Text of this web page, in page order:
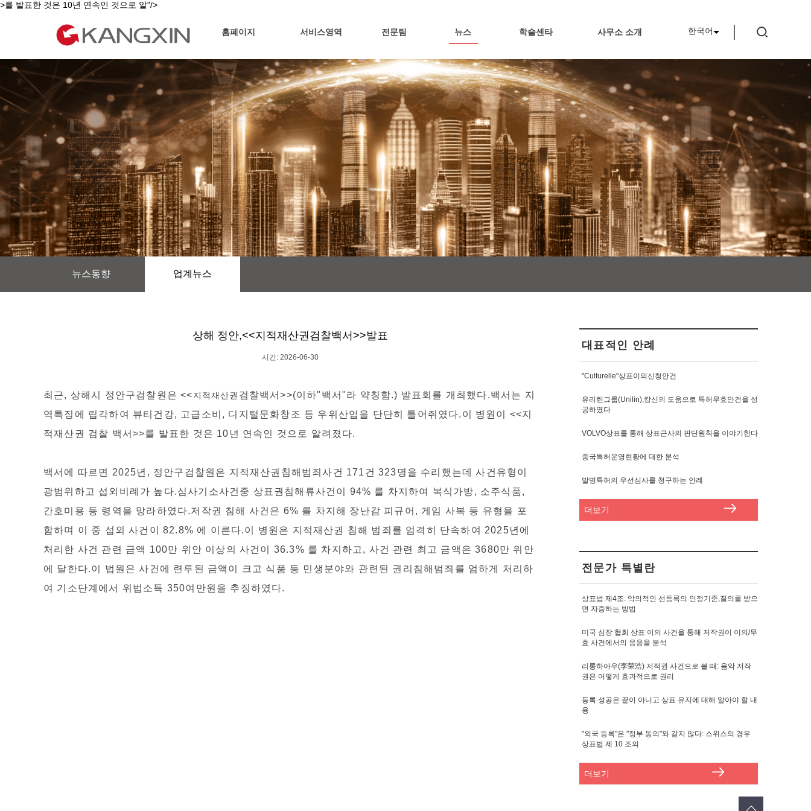
>를 발표한 것은 10년 연속인 것으로 알"/>
홈폐이지 서비스영역 전문팀 뉴스 학술센타 사무소 소개 한국어
뉴스동향 업계뉴스
상해 정안,<<지적재산권검찰백서>>발표
시간: 2026-06-30
최근, 상해시 정안구검찰원은 <<지적재산권 검찰백서>>(이하"백서"라 약칭함.) 발표회를 개최했다.백서는 지
역특징에 립각하여 뷰티건강, 고급소비, 디지털문화창조 등 우위산업을 단단히 틀어쥐였다.이 병원이 <<지
적재산권 검찰 백서>>를 발표한 것은 10년 연속인 것으로 알려졌다.
백서에 따르면 2025년, 정안구검찰원은 지적재산권침해범죄사건 171건 323명을 수리했는데 사건유형이
광범위하고 섭외비례가 높다.심사기소사건중 상표권침해류사건이 94% 를 차지하여 복식가방, 소주식품,
간호미용 등 령역을 망라하였다.저작권 침해 사건은 6% 를 차지해 장난감 피규어, 게임 사복 등 유형을 포
함하며 이 중 섭외 사건이 82.8% 에 이른다.이 병원은 지적재산권 침해 범죄를 엄격히 단속하여 2025년에
처리한 사건 관련 금액 100만 위안 이상의 사건이 36.3% 를 차지하고, 사건 관련 최고 금액은 3680만 위안
에 달한다.이 법원은 사건에 련루된 금액이 크고 식품 등 민생분야와 관련된 권리침해범죄를 엄하게 처리하
여 기소단계에서 위법소득 350여만원을 추징하였다.
대표적인 안례
"Culturelle"상표이의신청안건
유리린그룹(Unilin),캉신의 도움으로 특허무효안건을 성
공하였다
VOLVO상표를 통해 상표근사의 판단원칙을 이야기한다
중국특허운영현황에 대한 분석
발명특허의 우선심사를 청구하는 안례
더보기
전문가 특별란
상표법 제4조: 악의적인 선등록의 인정기준,질의를 받으
면 자증하는 방법
미국 심장 협회 상표 이의 사건을 통해 저작권이 이의/무
효 사건에서의 응용을 분석
리롱하아우(李荣浩) 저적권 사건으로 볼 때: 음악 저작
권은 어떻게 효과적으로 권리
등록 성공은 끝이 아니고 상표 유지에 대해 알아야 할 내
용
"외국 등록"은 "정부 동의"와 같지 않다: 스위스의 경우
상표법 제 10 조의
더보기